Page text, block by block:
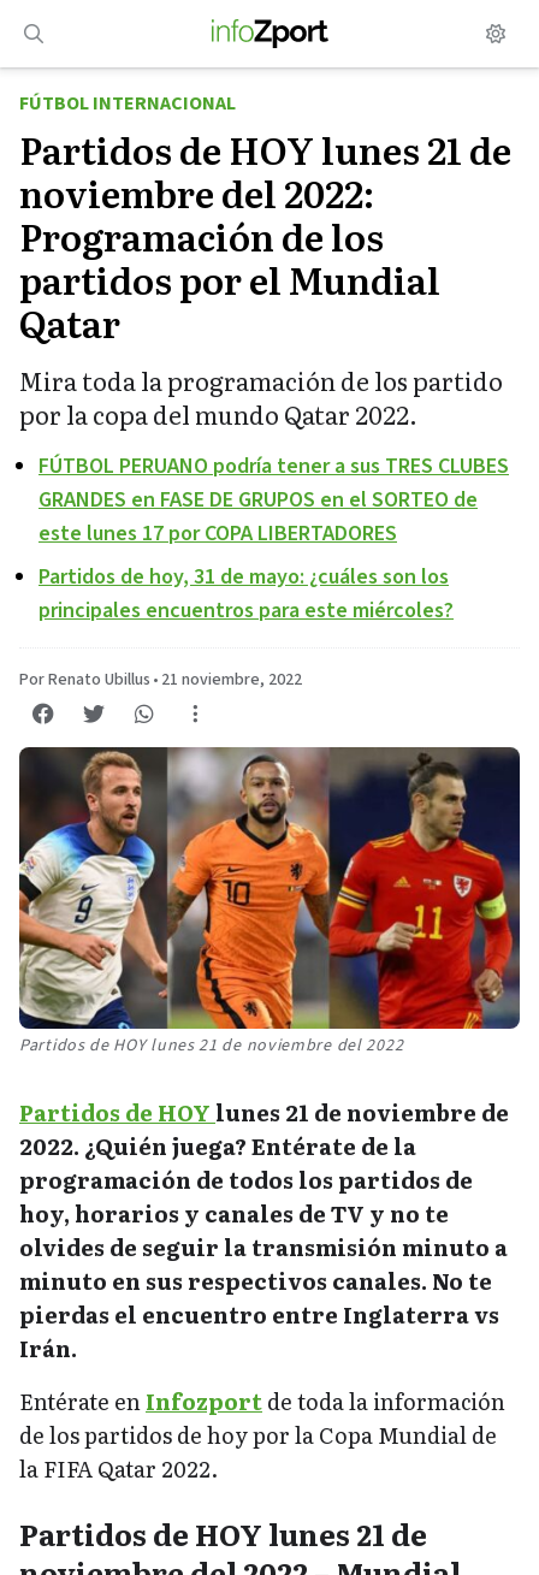
contenido
FÚTBOL INTERNACIONAL
Partidos de HOY lunes 21 de
noviembre del 2022:
Programación de los
partidos por el Mundial
Qatar
Mira toda la programación de los partido
por la copa del mundo Qatar 2022.
FÚTBOL PERUANO podría tener a sus TRES CLUBES
GRANDES en FASE DE GRUPOS en el SORTEO de
este lunes 17 por COPA LIBERTADORES
Partidos de hoy, 31 de mayo: ¿cuáles son los
principales encuentros para este miércoles?
Por Renato Ubillus • 21 noviembre, 2022
Partidos de HOY lunes 21 de noviembre del 2022
Partidos de HOY lunes 21 de noviembre de
2022. ¿Quién juega? Entérate de la
programación de todos los partidos de
hoy, horarios y canales de TV y no te
olvides de seguir la transmisión minuto a
minuto en sus respectivos canales. No te
pierdas el encuentro entre Inglaterra vs
Irán.
Entérate enInfozportde toda la información
de los partidos de hoy por la Copa Mundial de
la FIFA Qatar 2022.
Partidos de HOY lunes 21 de